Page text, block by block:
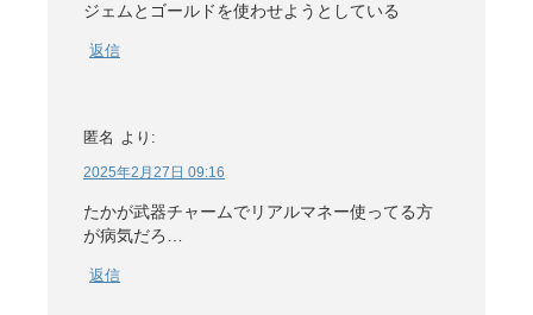
ジェムとゴールドを使わせようとしている
返信
匿名 より:
2025年2月27日 09:16
たかが武器チャームでリアルマネー使ってる方
が病気だろ…
返信